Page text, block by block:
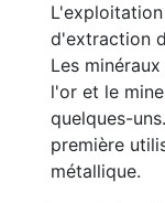
d'extraction
Les
l'or et le
quelques-
première
métallique.